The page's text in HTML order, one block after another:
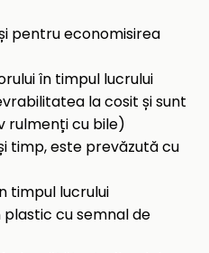
pentru economisirea
în timpul lucrului
la cosit și sunt
rulmenți cu bile)
timp, este prevăzută cu
timpul lucrului
cu semnal de